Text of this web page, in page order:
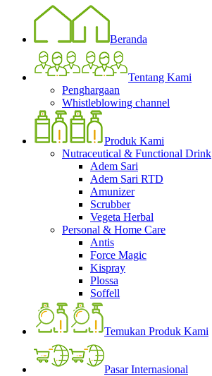
Beranda
Tentang Kami
Penghargaan
Whistleblowing channel
Produk Kami
Nutraceutical & Functional Drink
Adem Sari
Adem Sari RTD
Amunizer
Scrubber
Vegeta Herbal
Personal & Home Care
Antis
Force Magic
Kispray
Plossa
Soffell
Temukan Produk Kami
Pasar Internasional